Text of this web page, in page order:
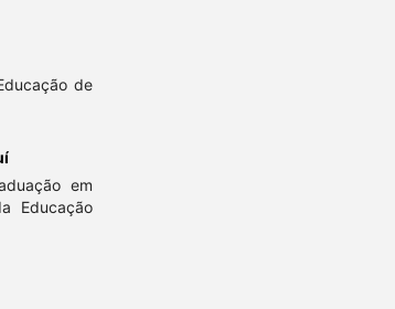
de
em
Educação